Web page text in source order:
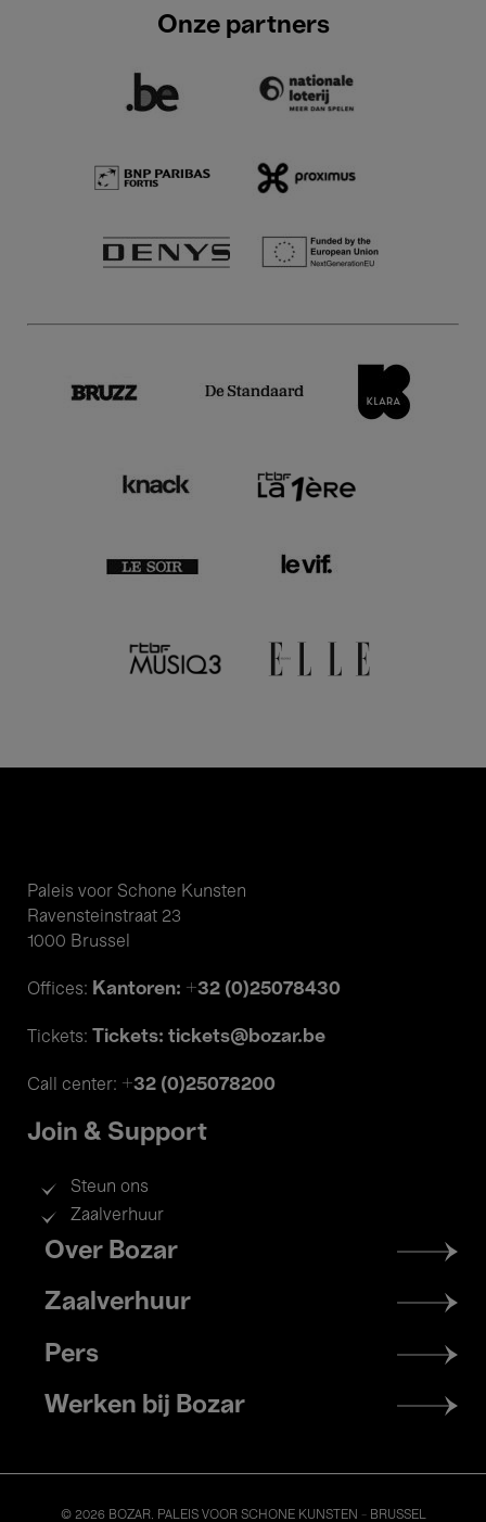
Onze partners
Paleis voor Schone Kunsten
Ravensteinstraat 23
1000 Brussel
Offices: Kantoren: +32 (0)25078430
Tickets: Tickets: tickets@bozar.be
Call center: +32 (0)25078200
Join & Support
Steun ons
Zaalverhuur
Footer
menu
Over Bozar
Zaalverhuur
Pers
Werken bij Bozar
© 2026 BOZAR. PALEIS VOOR SCHONE KUNSTEN - BRUSSEL